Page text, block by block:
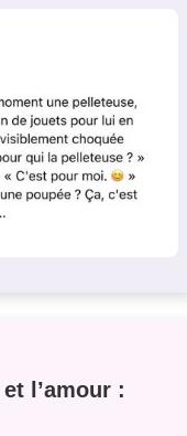
l’amour :